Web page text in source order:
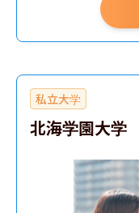
私立大学
北海学園大学